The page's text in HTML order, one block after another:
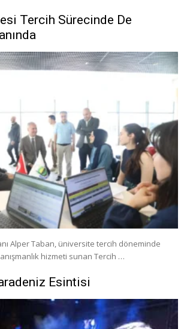
Tercih Sürecinde De
Alper Taban, üniversite tercih döneminde
hizmeti sunan Tercih …
Esintisi